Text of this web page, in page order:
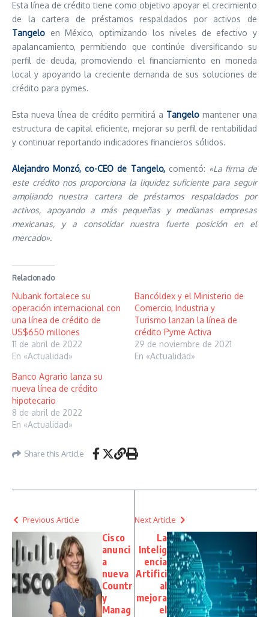
Esta línea de crédito tiene como objetivo apoyar el crecimiento
de la cartera de préstamos respaldados por activos de
Tangelo en México, optimizando los niveles de efectivo y
apalancamiento, permitiendo que continúe diversificando su
perfil de deuda, promoviendo el financiamiento en moneda
local y apoyando la creciente demanda de sus soluciones de
crédito para pymes.
Esta nueva línea de crédito permitirá a Tangelo mantener una
estructura de capital eficiente, mejorar su perfil de rentabilidad
y continuar reportando indicadores financieros sólidos.
Alejandro Monzó, co-CEO de Tangelo, comentó: «La firma de
este crédito nos proporciona la liquidez suficiente para seguir
ampliando nuestra cartera de préstamos respaldados por
activos, apoyando a más pequeñas y medianas empresas
mexicanas, y a consolidar nuestra fuerte posición en el
mercado».
Relacionado
Nubank fortalece su
operación internacional con
una línea de crédito de
US$650 millones
11 de abril de 2022
En «Actualidad»
Bancóldex y el Ministerio de
Comercio, Industria y
Turismo lanzan la línea de
crédito Pyme Activa
29 de noviembre de 2021
En «Actualidad»
Banco Agrario lanza su
nueva línea de crédito
hipotecario
8 de abril de 2022
En «Actualidad»
Share this Article
Previous Article
Cisco
anunci
a
nueva
Countr
y
Manag
Next Article
La
Intelig
encia
Artifici
al
mejora
el